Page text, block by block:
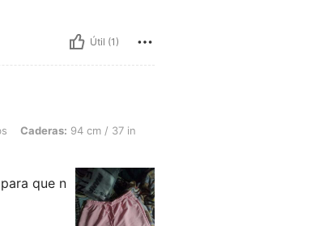
Útil (1)
/ 37 in, Cintura: 90 cm / 35 in, Busto: 89 cm / 35 in, Color: Rosa, Talla: M
Caderas: 94 cm / 37 in
que n